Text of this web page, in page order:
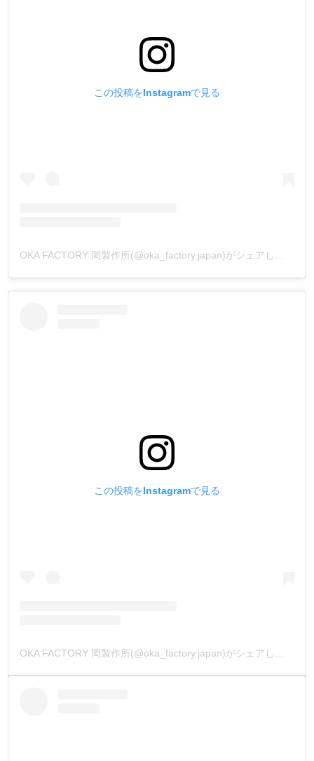
この投稿をInstagramで見る
この投稿をInstagramで見る
OKA FACTORY 岡製作所(@oka_factory.japan)がシェアした投稿